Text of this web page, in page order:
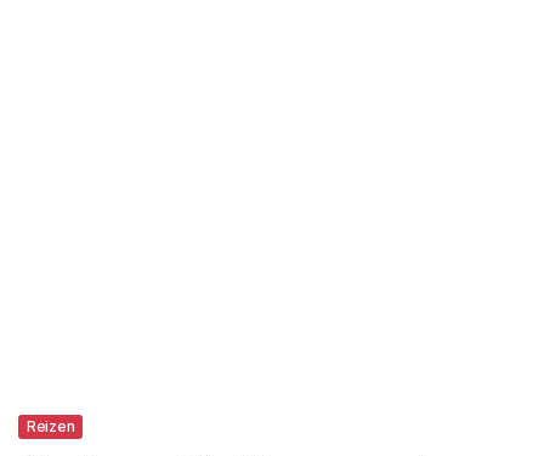
Reizen